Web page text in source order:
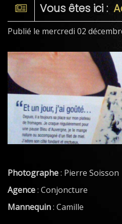
Vous êtes ici :
Publié le mercredi 02
Photographe: Pierre Soisson
Agence: Conjoncture
Mannequin: Camille